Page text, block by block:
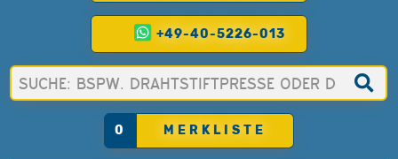
+49-40-5226-013
0 MERKLISTE